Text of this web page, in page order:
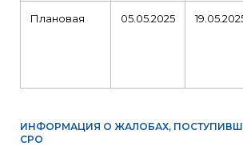
Плановая 05.05.2025
ИНФОРМАЦИЯ О ЖАЛОБАХ,
СРО